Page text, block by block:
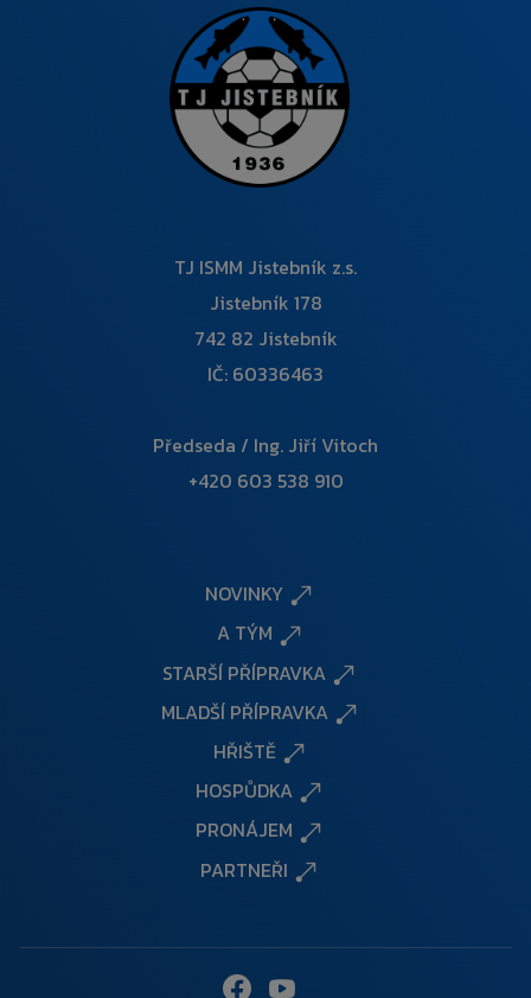
TJ ISMM Jistebník z.s.
Jistebník 178
742 82 Jistebník
IČ: 60336463
Předseda / Ing. Jiří Vitoch
+420 603 538 910
NOVINKY
A TÝM
STARŠÍ PŘÍPRAVKA
MLADŠÍ PŘÍPRAVKA
HŘIŠTĚ
HOSPŮDKA
PRONÁJEM
PARTNEŘI